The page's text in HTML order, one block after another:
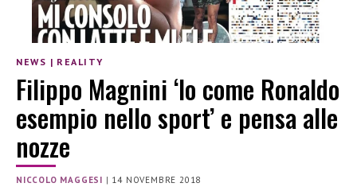
NEWS | REALITY
Filippo Magnini ‘Io come Ronaldo
esempio nello sport’ e pensa alle
nozze
NICCOLO MAGGESI | 14 NOVEMBRE 2018